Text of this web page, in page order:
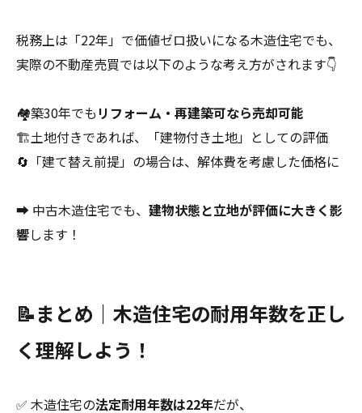
税務上は「22年」で価値ゼロ扱いになる木造住宅でも、
実際の不動産売買では以下のような考え方がされます👇
🏘築30年でも リフォーム・再建築可なら売却可能
🏗土地付きであれば、「建物付き土地」としての評価
🔄「建て替え前提」の場合は、解体費を考慮した価格に
➡ 中古木造住宅でも、 建物状態と立地が評価に大きく影
響します！
📝まとめ｜木造住宅の耐用年数を正し
く理解しよう！
✅ 木造住宅の法定耐用年数は22年だが、